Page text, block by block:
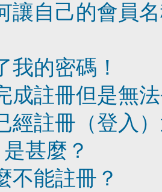
讓自己的會員
我的密碼！
成註冊但是無
經註冊（登入
甚麼？
不能註冊？